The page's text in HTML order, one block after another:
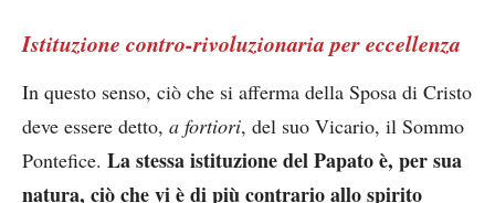
Istituzione contro-rivoluzionaria per eccellenza
In questo senso, ciò che si afferma della Sposa di Cristo
deve essere detto, a fortiori, del suo Vicario, il Sommo
Pontefice. La stessa istituzione del Papato è, per sua
natura, ciò che vi è di più contrario allo spirito